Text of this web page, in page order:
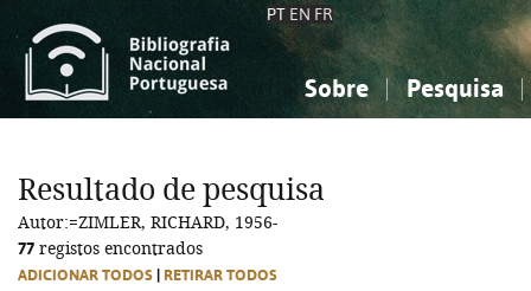
PT EN FR
Sobre Pesquisa
Ciências sociais...
Ciências sociais...
Resultado de pesquisa
Autor:=ZIMLER, RICHARD, 1956-
77 registos encontrados
ADICIONAR TODOS RETIRAR TODOS